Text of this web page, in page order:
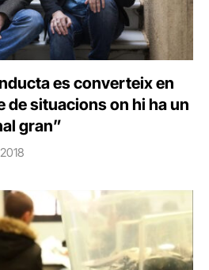
es converteix en
de situacions on hi ha un
gran”